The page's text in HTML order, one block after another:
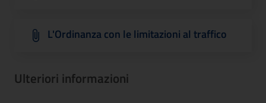
L'Ordinanza con le limitazioni al traffico
Ulteriori informazioni